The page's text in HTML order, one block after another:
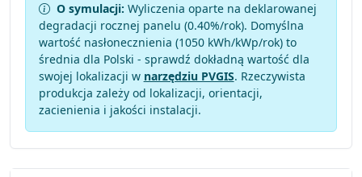
O symulacji: Wyliczenia oparte na deklarowanej
degradacji rocznej panelu (0.40%/rok). Domyślna
wartość nasłonecznienia (1050 kWh/kWp/rok) to
średnia dla Polski - sprawdź dokładną wartość dla
swojej lokalizacji w narzędziu PVGIS. Rzeczywista
produkcja zależy od lokalizacji, orientacji,
zacienienia i jakości instalacji.